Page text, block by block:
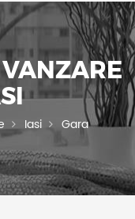
Iasi Gara